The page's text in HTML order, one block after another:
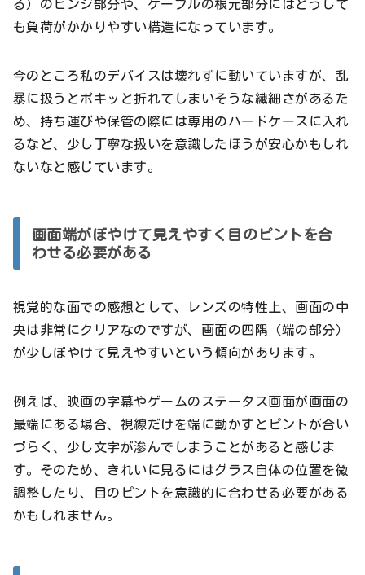
る）のヒンジ部分や、ケーブルの根元部分にはどうして
も負荷がかかりやすい構造になっています。
今のところ私のデバイスは壊れずに動いていますが、乱
暴に扱うとポキッと折れてしまいそうな繊細さがあるた
め、持ち運びや保管の際には専用のハードケースに入れ
るなど、少し丁寧な扱いを意識したほうが安心かもしれ
ないなと感じています。
画面端がぼやけて見えやすく目のピントを合
わせる必要がある
視覚的な面での感想として、レンズの特性上、画面の中
央は非常にクリアなのですが、画面の四隅（端の部分）
が少しぼやけて見えやすいという傾向があります。
例えば、映画の字幕やゲームのステータス画面が画面の
最端にある場合、視線だけを端に動かすとピントが合い
づらく、少し文字が滲んでしまうことがあると感じま
す。そのため、きれいに見るにはグラス自体の位置を微
調整したり、目のピントを意識的に合わせる必要がある
かもしれません。